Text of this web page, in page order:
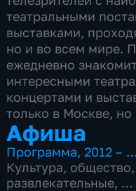
театральными
выставками,
но и во всем мире.
ежедневно
интересными
концертами и
только в Москве,
Афиша
Программа,2012 –
Культура, общество,
развлекательные,